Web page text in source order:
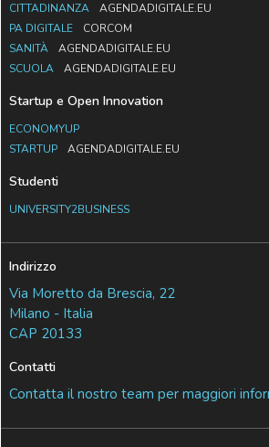
CITTADINANZA
AGENDADIGITALE.EU
PA DIGITALE
CORCOM
SANITÀ
AGENDADIGITALE.EU
SCUOLA
AGENDADIGITALE.EU
Startup e Open Innovation
ECONOMYUP
STARTUP
AGENDADIGITALE.EU
Studenti
UNIVERSITY2BUSINESS
Indirizzo
Via Moretto da Brescia, 22
Milano - Italia
CAP 20133
Contatti
Contatta il nostro team per maggiori